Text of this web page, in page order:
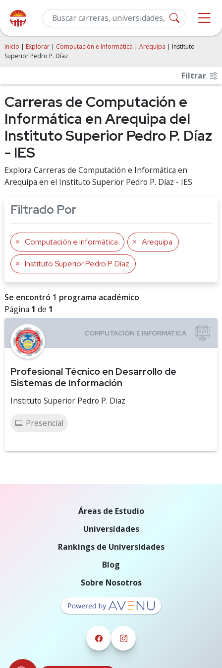
Inicio | Explorar | Computación e Informática | Arequipa | Instituto
Superior Pedro P. Díaz
Filtrar
Carreras de Computación e
Informática en Arequipa del
Instituto Superior Pedro P. Díaz
- IES
Explora Carreras de Computación e Informática en
Arequipa en el Instituto Superior Pedro P. Díaz - IES
Filtrado Por
Computación e Informática Arequipa
Instituto Superior Pedro P. Díaz
Se encontró 1 programa académico
Página 1 de 1
Profesional Técnico en Desarrollo de
Sistemas de Información
Instituto Superior Pedro P. Díaz
Presencial
Áreas de Estudio
Universidades
Rankings de Universidades
Blog
Sobre Nosotros